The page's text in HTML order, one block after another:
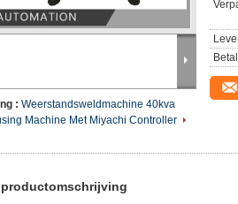
: Weerstandsweldmachine 40kva
Machine Met Miyachi Controller